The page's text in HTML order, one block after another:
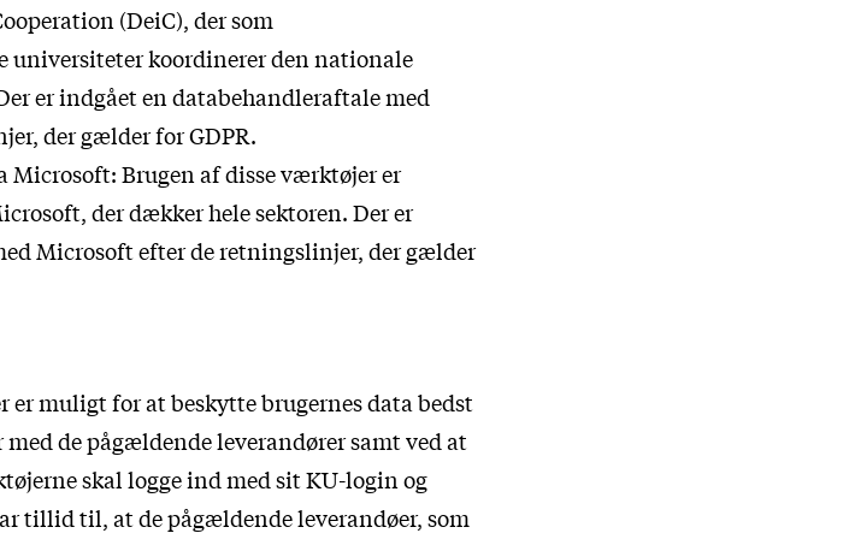
(DeiC), der som
universiteter koordinerer den nationale
er indgået en databehandleraftale med
der gælder for GDPR.
Microsoft: Brugen af disse værktøjer er
der dækker hele sektoren. Der er
Microsoft efter de retningslinjer, der gælder
er muligt for at beskytte brugernes data bedst
de pågældende leverandører samt ved at
skal logge ind med sit KU-login og
tillid til, at de pågældende leverandøer, som